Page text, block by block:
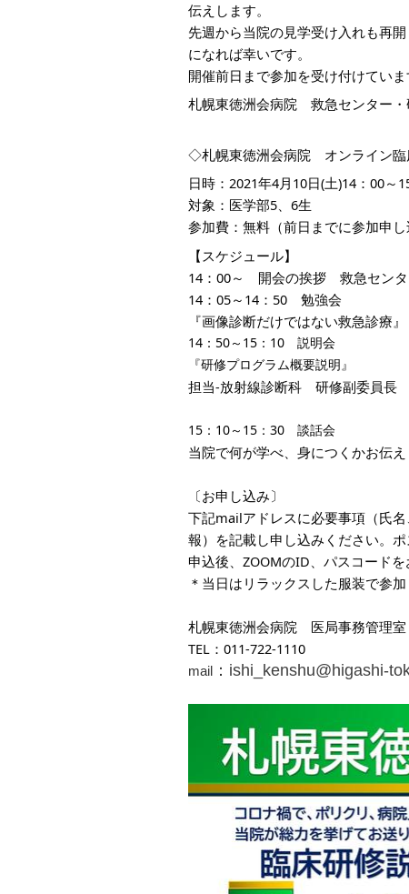
伝えします。
先週から当院の見学受け入れも再
になれば幸いです。
開催前日まで参加を受け付けてい
札幌東徳洲会病院　救急センター
◇札幌東徳洲会病院　オンライン
日時：2021年4月10日(土)14：00～
対象：医学部5、6生
参加費：無料（前日までに参加申し
【スケジュール】
14：00～　開会の挨拶　救急セン
14：05～14：50　勉強会
『画像診断だけではない救急診療』
14：50～15：10　説明会
『研修プログラム概要説明』
担当-放射線診断科　研修副委員長
15：10～15：30　談話会
当院で何が学べ、身につくかお伝え
〔お申し込み〕
下記mailアドレスに必要事項（氏
報）を記載し申し込みください。
申込後、ZOOMのID、パスコードを
＊当日はリラックスした服装で参加
札幌東徳洲会病院　医局事務管理室
TEL：011-722-1110
mail ： ishi_kenshu@higashi-